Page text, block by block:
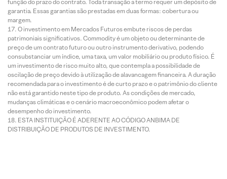
função do prazo do contrato. Toda transação a termo requer um depósito de
garantia. Essas garantias são prestadas em duas formas: cobertura ou
margem.
O investimento em Mercados Futuros embute riscos de perdas
patrimoniais significativos. Commodity é um objeto ou determinante de
preço de um contrato futuro ou outro instrumento derivativo, podendo
consubstanciar um índice, uma taxa, um valor mobiliário ou produto físico. É
um investimento de risco muito alto, que contempla a possibilidade de
oscilação de preço devido à utilização de alavancagem financeira. A duração
recomendada para o investimento é de curto prazo e o patrimônio do cliente
não está garantido neste tipo de produto. As condições de mercado,
mudanças climáticas e o cenário macroeconômico podem afetar o
desempenho do investimento.
ESTA INSTITUIÇÃO É ADERENTE AO CÓDIGO ANBIMA DE
DISTRIBUIÇÃO DE PRODUTOS DE INVESTIMENTO.